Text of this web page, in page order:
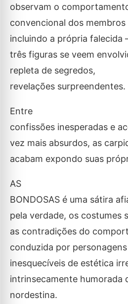
observam o
convencional dos
incluindo a própria falecida
três figuras se veem
repleta de segredos,
revelações surpreendentes.
Entre
confissões inesperadas e
vez mais absurdos, as
acabam expondo suas
AS
BONDOSAS é uma sátira
pela verdade, os costumes
as contradições do
conduzida por personagens
inesquecíveis de estética
intrinsecamente humorada
nordestina.